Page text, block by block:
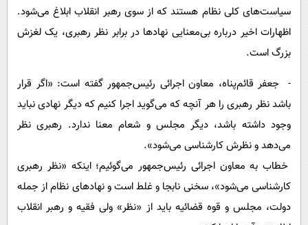
سیاست‌‎های کلی نظام هستند که از سوی رهبر انقلاب ابلاغ می‌شود.
اظهارات اخیر درباره بی‌معنایی نهادها در برابر نظر رهبری، یک لغزش
بزرگ است.
- جعفر قائم‌پناه، معاون اجرائی رئیس‌جمهور گفته است: «اگر قرار
باشد نظر رهبری را هر آنچه که می‌گوید اجرا کنیم که دیگر نهادی نباید
وجود داشته باشد، دیگر مجلس و شعام معنا ندارد. رهبری نظر
می‌دهد و نظرش کارشناسی می‌شود».
خطاب به معاون اجرائی رئیس‌جمهور می‌گوئیم؛ اینکه «نظر رهبری
کارشناسی می‌شود»، سخنی نابجا و غلط است و نهادهای نظام از جمله
دولت، مجلس و قوه قضائیه باید از «نظر» ولی فقیه و رهبر انقلاب